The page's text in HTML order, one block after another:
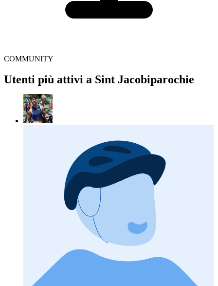
COMMUNITY
Utenti più attivi a Sint Jacobiparochie